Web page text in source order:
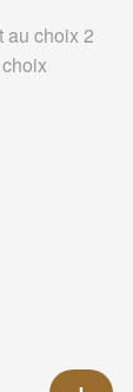
au choix 2